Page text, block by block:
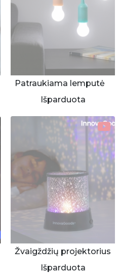
Patraukiama lemputė
Išparduota
Žvaigždžių projektorius
Išparduota